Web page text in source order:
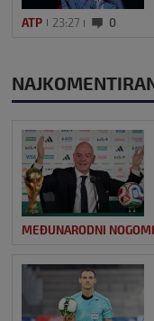
ATP 23:27 0
MEĐUNARODNI